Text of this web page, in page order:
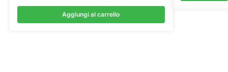
Aggiungi al carrello